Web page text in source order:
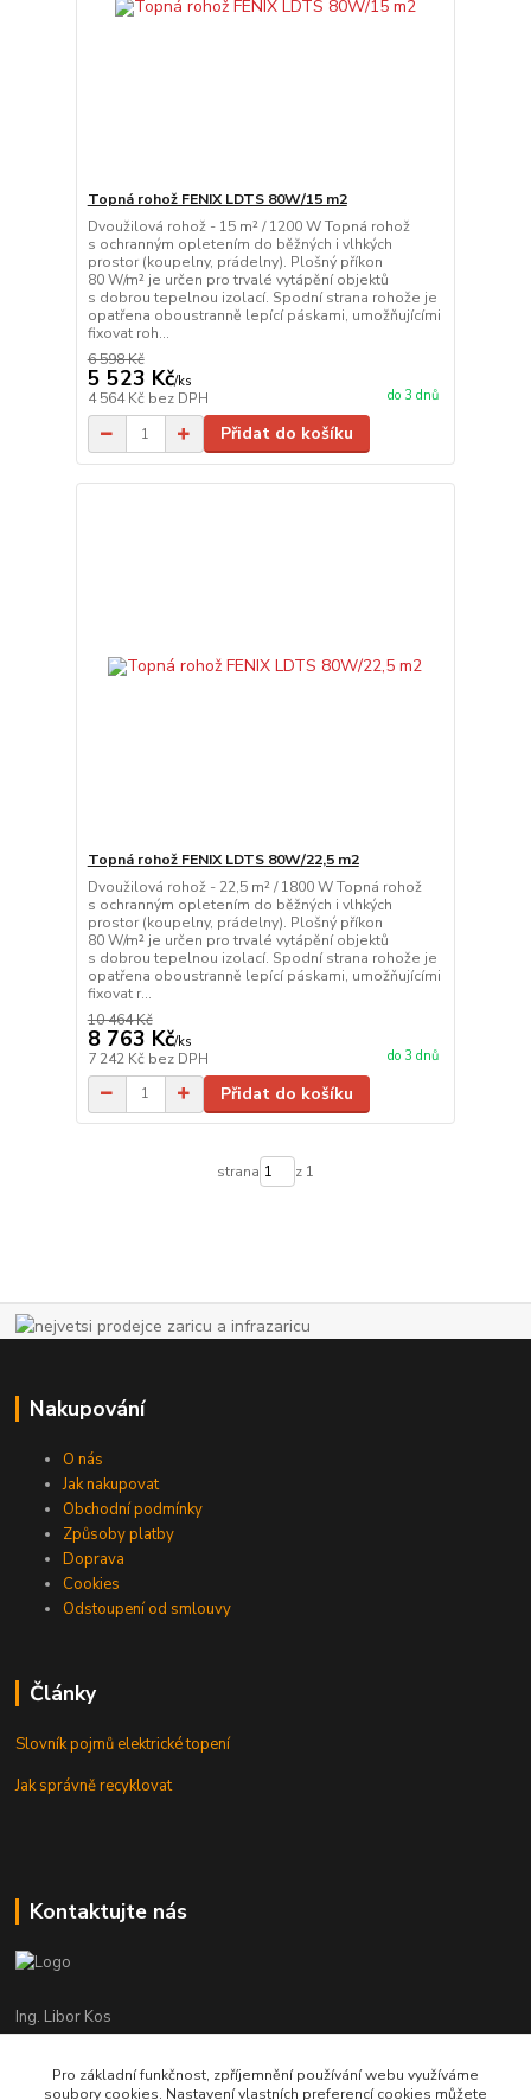
Topná rohož FENIX LDTS 80W/15 m2
Dvoužilová rohož - 15 m² / 1200 W Topná rohož
s ochranným opletením do běžných i vlhkých
prostor (koupelny, prádelny). Plošný příkon
80 W/m² je určen pro trvalé vytápění objektů
s dobrou tepelnou izolací. Spodní strana rohože je
opatřena oboustranně lepící páskami, umožňujícími
fixovat roh...
6 598 Kč
5 523 Kč/ks
4 564 Kč bez DPH do 3 dnů
Přidat do košíku
Topná rohož FENIX LDTS 80W/22,5 m2
Dvoužilová rohož - 22,5 m² / 1800 W Topná rohož
s ochranným opletením do běžných i vlhkých
prostor (koupelny, prádelny). Plošný příkon
80 W/m² je určen pro trvalé vytápění objektů
s dobrou tepelnou izolací. Spodní strana rohože je
opatřena oboustranně lepící páskami, umožňujícími
fixovat r...
10 464 Kč
8 763 Kč/ks
7 242 Kč bez DPH do 3 dnů
Přidat do košíku
strana z 1
Nakupování
O nás
Jak nakupovat
Obchodní podmínky
Způsoby platby
Doprava
Cookies
Odstoupení od smlouvy
Články
Slovník pojmů elektrické topení
Jak správně recyklovat
Kontaktujte nás
Ing. Libor Kos
+420 601 555 225
(Po-Pá: 8-17:00 hod.)
Pro základní funkčnost, zpříjemnění používání webu využíváme
soubory cookies. Nastavení vlastních preferencí cookies můžete